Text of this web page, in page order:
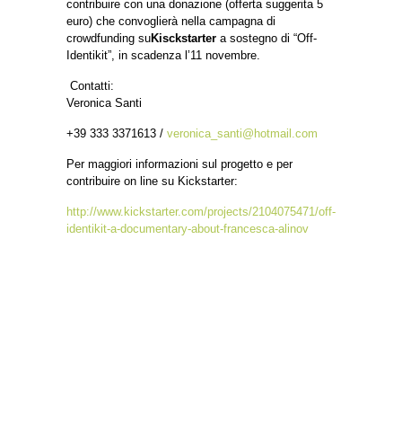
contribuire con una donazione (offerta suggerita 5
euro) che convoglierà nella campagna di
crowdfunding suKisckstarter a sostegno di “Off-
Identikit”, in scadenza l’11 novembre.
Contatti:
Veronica Santi
+39 333 3371613 / veronica_santi@hotmail.com
Per maggiori informazioni sul progetto e per
contribuire on line su Kickstarter:
http://www.kickstarter.com/projects/2104075471/off-
identikit-a-documentary-about-francesca-alinov